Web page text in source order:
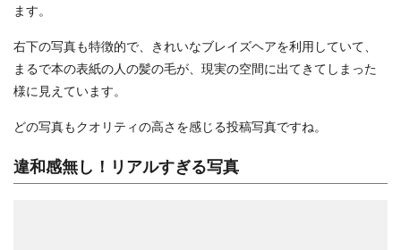
ます。
右下の写真も特徴的で、きれいなブレイズヘアを利用していて、
まるで本の表紙の人の髪の毛が、現実の空間に出てきてしまった
様に見えています。
どの写真もクオリティの高さを感じる投稿写真ですね。
違和感無し！リアルすぎる写真